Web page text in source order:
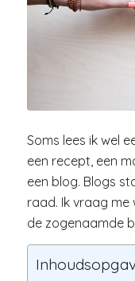
Soms lees ik wel
een recept, een
een blog. Blogs
raad. Ik vraag
de zogenaamde